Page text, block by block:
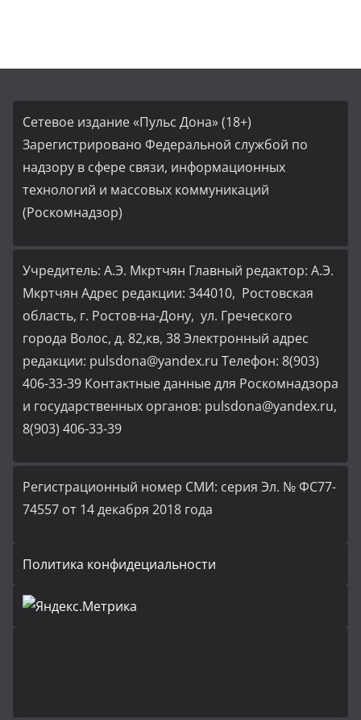
Сетевое издание «Пульс Дона» (18+)
Зарегистрировано Федеральной службой по
надзору в сфере связи, информационных
технологий и массовых коммуникаций
(Роскомнадзор)
Учредитель: А.Э. Мкртчян Главный редактор: А.Э.
Мкртчян Адрес редакции: 344010, Ростовская
область, г. Ростов-на-Дону, ул. Греческого
города Волос, д. 82,кв, 38 Электронный адрес
редакции: pulsdona@yandex.ru Телефон: 8(903)
406-33-39 Контактные данные для Роскомнадзора
и государственных органов: pulsdona@yandex.ru,
8(903) 406-33-39
Регистрационный номер СМИ: серия Эл. № ФС77-
74557 от 14 декабря 2018 года
Политика конфидециальности